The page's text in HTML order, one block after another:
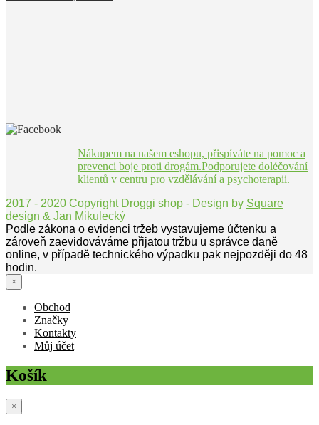
Nákupem na našem eshopu, přispíváte na pomoc a
prevenci boje proti drogám.Podporujete doléčování
klientů v centru pro vzdělávání a psychoterapii.
2017 - 2020 Copyright Droggi shop - Design by Square
design & Jan Mikulecký
Podle zákona o evidenci tržeb vystavujeme účtenku a
zároveň zaevidováváme přijatou tržbu u správce daně
online, v případě technického výpadku pak nejpozději do 48
hodin.
×
Obchod
Značky
Kontakty
Můj účet
Košík
×